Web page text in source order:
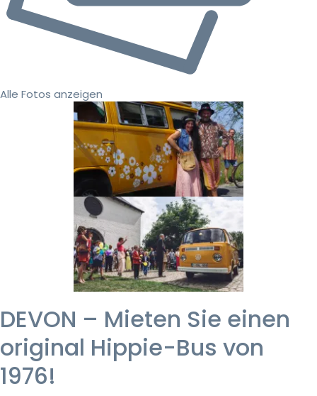
Alle Fotos anzeigen
DEVON – Mieten Sie einen
original Hippie-Bus von
1976!